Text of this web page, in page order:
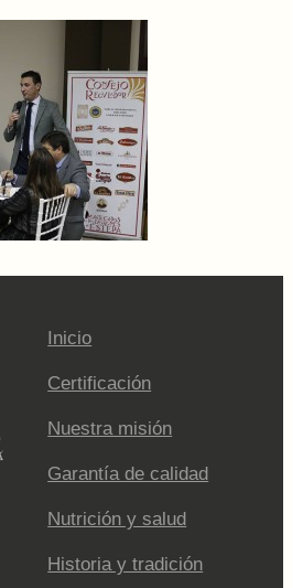
Inicio
Certificación
Nuestra misión
Garantía de calidad
Nutrición y salud
Historia y tradición